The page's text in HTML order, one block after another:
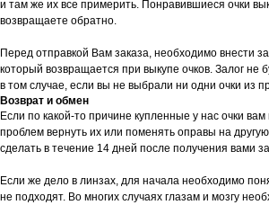
и там же их все примерить. Понравившиеся очки
возвращаете обратно.
Перед отправкой Вам заказа, необходимо внести
который возвращается при выкупе очков. Залог не
в том случае, если вы не выбрали ни одни очки из
Возврат и обмен
Если по какой-то причине купленные у нас очки
проблем вернуть их или поменять оправы на
сделать в течение 14 дней после получения вами
Если же дело в линзах, для начала необходимо
не подходят. Во многих случаях глазам и мозгу